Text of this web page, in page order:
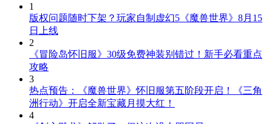
1
版权问题随时下架？玩家自制虚幻5《魔兽世界》8月15
日上线
2
《冒险岛怀旧服》30级免费神装别错过！新手必看重点
攻略
3
热点预告：《魔兽世界》怀旧服第五阶段开启！《三角
洲行动》开启全新宝藏月摸大红！
4